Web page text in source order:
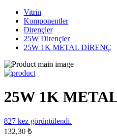
Vitrin
Komponentler
Dirençler
25W Dirençler
25W 1K METAL DİRENÇ
25W 1K
827 kez görüntülendi.
132,30 ₺